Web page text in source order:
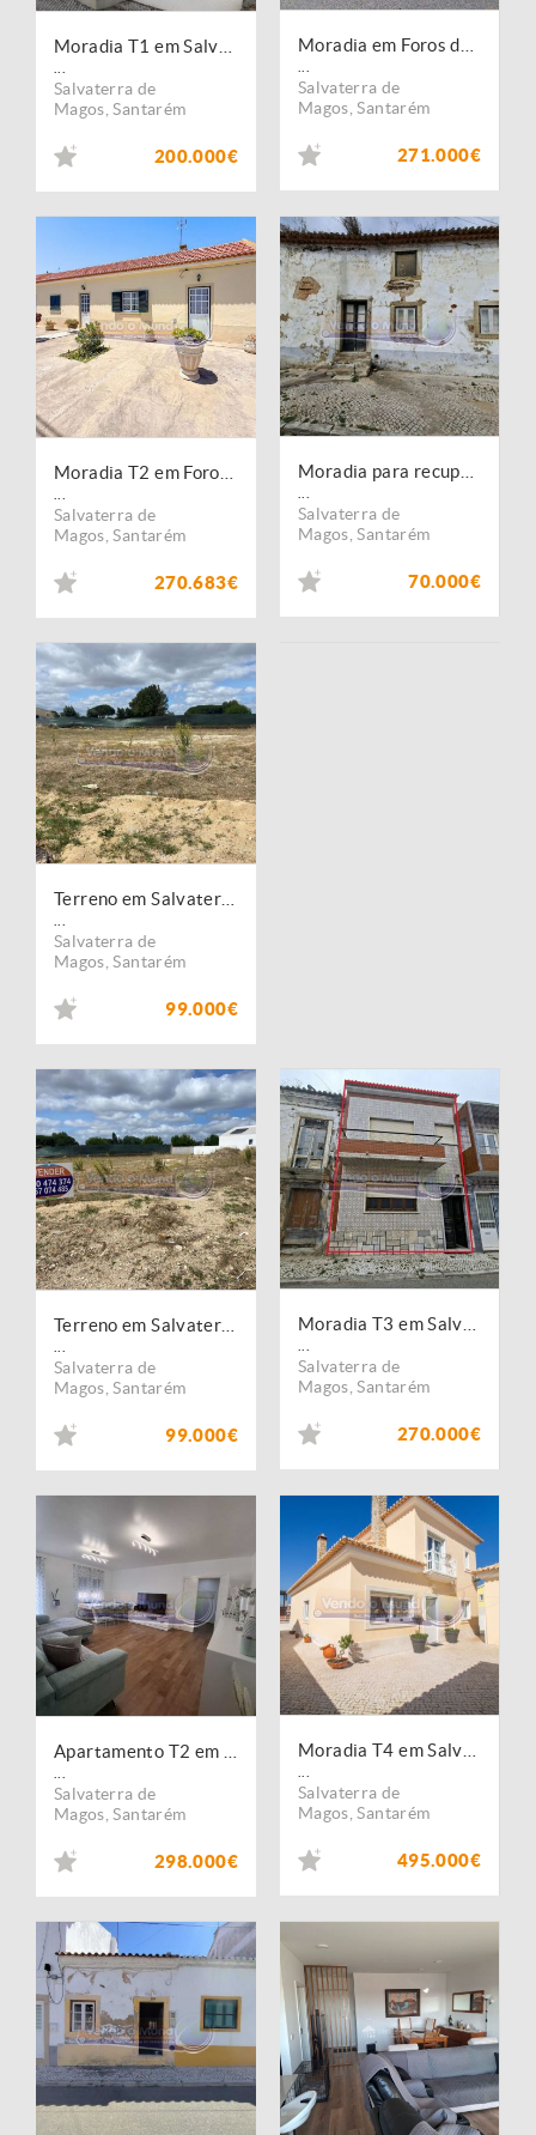
Salvaterra de
Magos ,Santarém
200.000€
Salvaterra de
Magos ,Santarém
271.000€
Salvaterra de
Magos ,Santarém
270.683€
Salvaterra de
Magos ,Santarém
70.000€
Salvaterra de
Magos ,Santarém
99.000€
Salvaterra de
Magos ,Santarém
99.000€
Salvaterra de
Magos ,Santarém
270.000€
Salvaterra de
Magos ,Santarém
298.000€
Salvaterra de
Magos ,Santarém
495.000€